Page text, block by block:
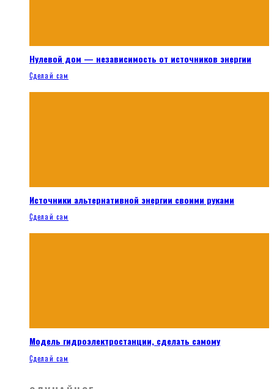
Нулевой дом — независимость от источников энергии
Сделай сам
Источники альтернативной энергии своими руками
Сделай сам
Модель гидроэлектростанции, сделать самому
Сделай сам